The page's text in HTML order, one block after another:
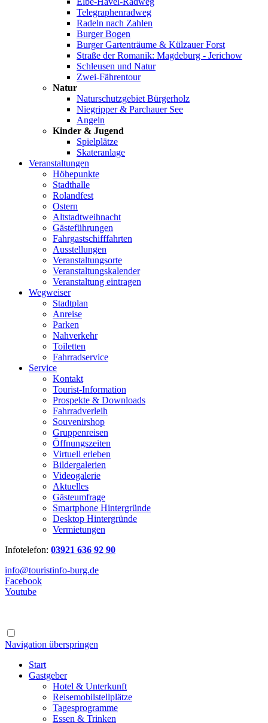
Telegraphenradweg
Radeln nach Zahlen
Burger Bogen
Burger Gartenträume & Külzauer Forst
Straße der Romanik: Magdeburg - Jerichow
Schleusen und Natur
Zwei-Fährentour
Natur
Naturschutzgebiet Bürgerholz
Niegripper & Parchauer See
Angeln
Kinder & Jugend
Spielplätze
Skateranlage
Veranstaltungen
Höhepunkte
Stadthalle
Rolandfest
Ostern
Altstadtweihnacht
Gästeführungen
Fahrgastschifffahrten
Ausstellungen
Veranstaltungsorte
Veranstaltungskalender
Veranstaltung eintragen
Wegweiser
Stadtplan
Anreise
Parken
Nahverkehr
Toiletten
Fahrradservice
Service
Kontakt
Tourist-Information
Prospekte & Downloads
Fahrradverleih
Souvenirshop
Gruppenreisen
Öffnungszeiten
Virtuell erleben
Bildergalerien
Videogalerie
Aktuelles
Gästeumfrage
Smartphone Hintergründe
Desktop Hintergründe
Vermietungen
Infotelefon: 03921 636 92 90
info@touristinfo-burg.de
Facebook
Youtube
Navigation überspringen
Start
Gastgeber
Hotel & Unterkunft
Reisemobilstellplätze
Tagesprogramme
Essen & Trinken